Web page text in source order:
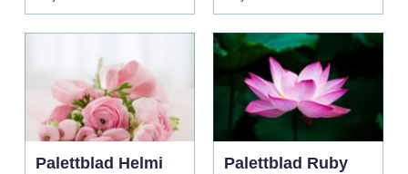
Palettbl...
Palettblad Helmi
Palettblad Ruby